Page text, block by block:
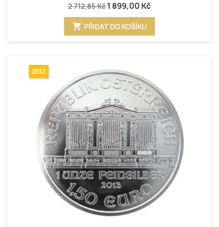
2 712,85 Kč 1 899,00 Kč
shopping_cart PŘIDAT DO KOŠÍKU
2013